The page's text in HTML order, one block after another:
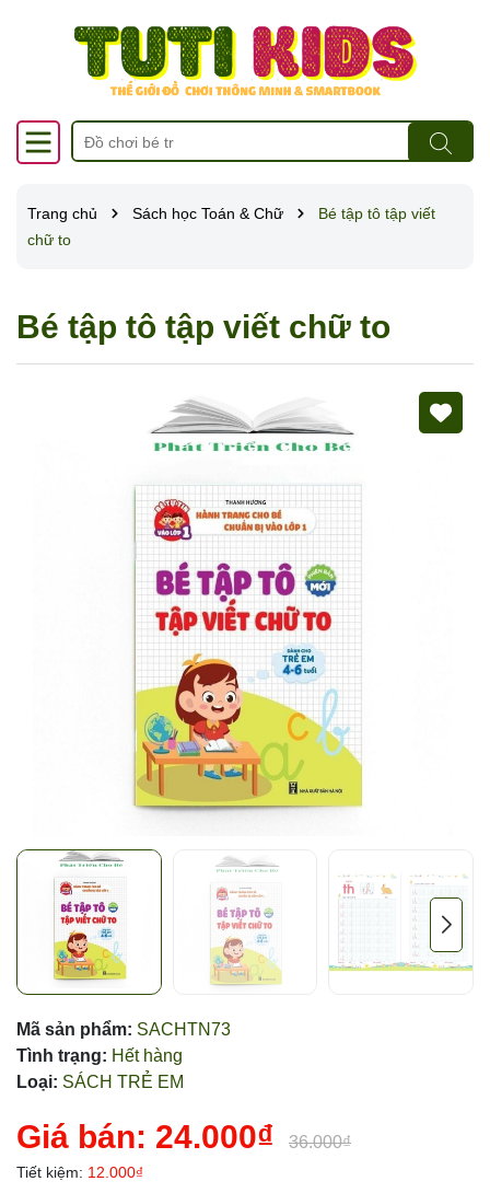
Trang chủ Sách học Toán & Chữ
Bé tập tô tập viết
chữ to
Bé tập tô tập viết chữ to
Mã sản phẩm: SACHTN73
Tình trạng: Hết hàng
Loại: SÁCH TRẺ EM
Giá bán: 24.000₫ 36.000₫
Tiết kiệm: 12.000₫
Mã giảm giá:
Ngày hết hạn:
Điều kiện: